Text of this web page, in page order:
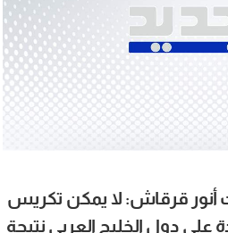
أنور قرقاش: لا يمكن تكريس
دول الخليج العربي نتيجة